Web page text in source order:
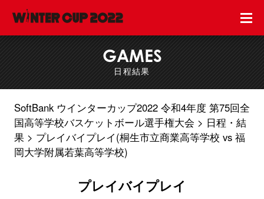
GAMES
日程結果
SoftBank ウインターカップ2022 令和4年度 第75回全
国高等学校バスケットボール選手権大会
日程・結
果
プレイバイプレイ(桐生市立商業高等学校 vs 福
岡大学附属若葉高等学校)
プレイバイプレイ